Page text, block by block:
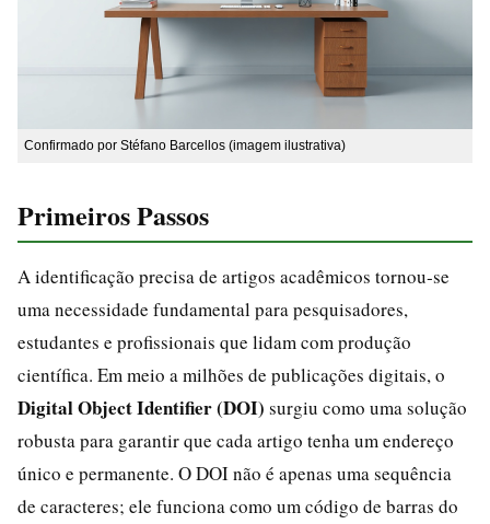
Confirmado por Stéfano Barcellos (imagem ilustrativa)
Primeiros Passos
A identificação precisa de artigos acadêmicos tornou‑se
uma necessidade fundamental para pesquisadores,
estudantes e profissionais que lidam com produção
científica. Em meio a milhões de publicações digitais, o
Digital Object Identifier (DOI) surgiu como uma solução
robusta para garantir que cada artigo tenha um endereço
único e permanente. O DOI não é apenas uma sequência
de caracteres; ele funciona como um código de barras do